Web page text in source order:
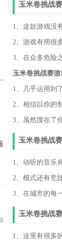
玉米卷挑战
1、这款游戏没
2、游戏有用很
3、在众多危险
玉米卷挑战赛游
1、几乎运用到
2、相信以你的
3、虽然摆在了
玉米卷挑战
1、动听的音乐
2、模式还有竞
3、在城市的每
玉米卷挑战
1、这里有很多